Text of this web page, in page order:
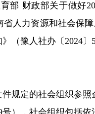
部 财政部关于做好
省人力资源和社会保
（豫人社办〔2024
件规定的社会组织参
），社会组织包括